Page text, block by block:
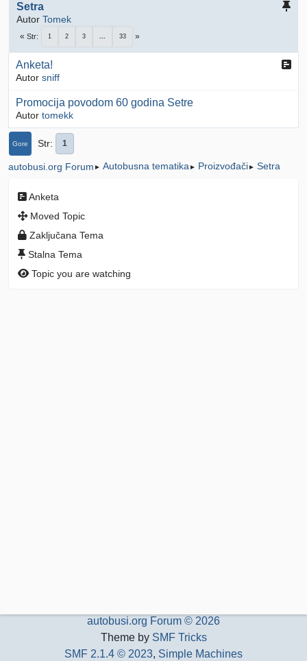
Setra
Autor Tomek
Str 1 2 3 ... 33
Anketa!
Autor sniff
Promocija povodom 60 godina Setre
Autor tomekk
Gore Str 1
autobusi.org Forum ► Autobusna tematika ► Proizvođači► Setra
Anketa
Moved Topic
Zaključana Tema
Stalna Tema
Topic you are watching
autobusi.org Forum © 2026
Theme by SMF Tricks
SMF 2.1.4 © 2023, Simple Machines